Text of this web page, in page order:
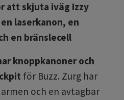
att skjuta iväg Izzy
laserkanon, en
en bränslecell
knoppkanoner och
för Buzz. Zurg har
och en avtagbar